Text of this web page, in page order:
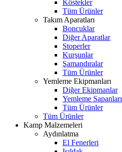
Köstekler
Tüm Ürünler
Takım Aparatları
Boncuklar
Diğer Aparatlar
Stoperler
Kurşunlar
Şamandıralar
Tüm Ürünler
Yemleme Ekipmanları
Diğer Ekipmanlar
Yemleme Sapanları
Tüm Ürünler
Tüm Ürünler
Kamp Malzemeleri
Aydınlatma
El Fenerleri